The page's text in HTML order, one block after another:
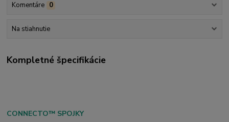
Komentáre 0
Na stiahnutie
Kompletné špecifikácie
CONNECTO™ SPOJKY